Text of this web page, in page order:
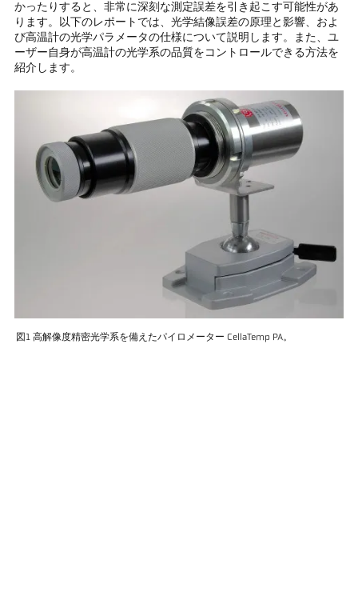
かったりすると、非常に深刻な測定誤差を引き起こす可能性があ
ります。以下のレポートでは、光学結像誤差の原理と影響、およ
び高温計の光学パラメータの仕様について説明します。また、ユ
ーザー自身が高温計の光学系の品質をコントロールできる方法を
紹介します。
図1 高解像度精密光学系を備えたパイロメーター CellaTemp PA。